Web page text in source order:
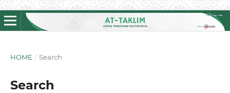
HOME / Search
Search